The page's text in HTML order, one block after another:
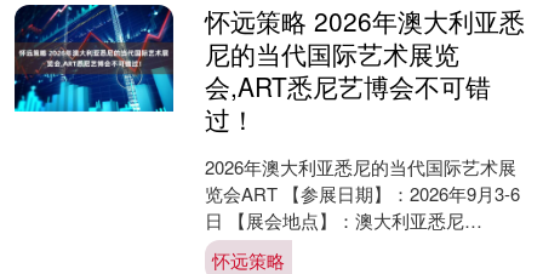
怀远策略 2026年澳大利亚悉
尼的当代国际艺术展览
会,ART悉尼艺博会不可错
过！
2026年澳大利亚悉尼的当代国际艺术展
览会ART 【参展日期】：2026年9月3-6
日 【展会地点】：澳大利亚悉尼
Carriageworks多功能艺术展览中心 ....
怀远策略